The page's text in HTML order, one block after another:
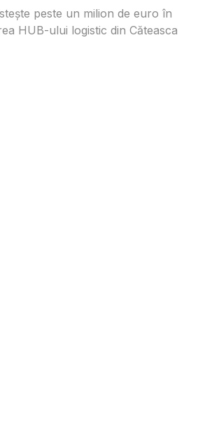
peste un milion de euro în
HUB-ului logistic din Căteasca